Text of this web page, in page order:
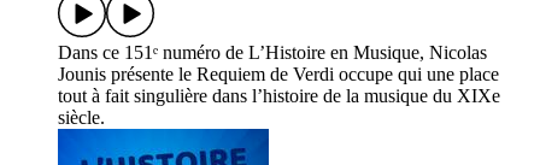
Dans ce 151ᵉ numéro de L’Histoire en Musique, Nicolas
Jounis présente le Requiem de Verdi occupe qui une place
tout à fait singulière dans l’histoire de la musique du XIXe
siècle.